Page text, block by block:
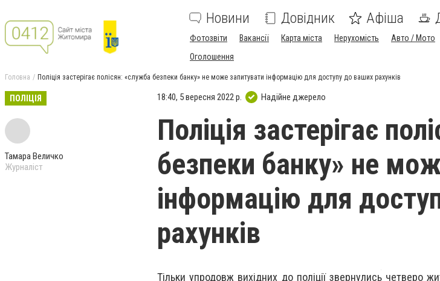
Новини Довідник Афіша
Фотозвіти Вакансії Карта міста Нерухомість Авто / Мото
Оголошення
Головна Поліція застерігає полісян: «служба безпеки банку» не може запитувати інформацію для доступу до ваших рахунків
ПОЛІЦІЯ
Тамара Величко
Журналіст
18:40, 5 вересня 2022 р. Надійне джерело
Поліція застерігає
безпеки банку» не
інформацію для
рахунків
Тільки упродовж вихідних до поліції звернулись четверо